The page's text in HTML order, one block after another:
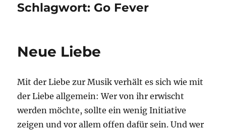
Schlagwort: Go Fever
Neue Liebe
Mit der Liebe zur Musik verhält es sich wie mit
der Liebe allgemein: Wer von ihr erwischt
werden möchte, sollte ein wenig Initiative
zeigen und vor allem offen dafür sein. Und wer